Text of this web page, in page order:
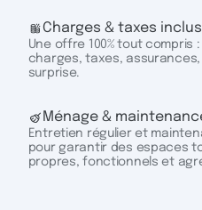
Charges & taxes
Une offre 100% tout compris :
charges, taxes,
surprise.
Ménage &
Entretien régulier et
pour garantir des espaces
propres, fonctionnels et